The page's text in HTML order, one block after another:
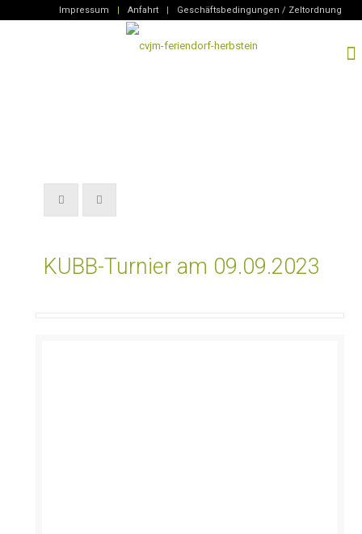
Impressum | Anfahrt | Geschäftsbedingungen / Zeltordnung
KUBB-Turnier am 09.09.2023